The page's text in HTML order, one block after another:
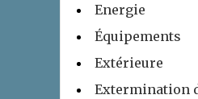
Energie
Équipements
Extérieure
Extermination